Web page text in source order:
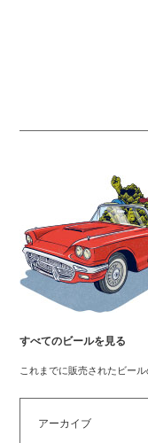
すべてのビールを見る
これまでに販売されたビー
アーカイブ